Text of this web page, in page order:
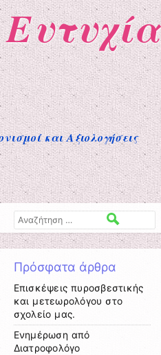
και Αξιολογήσεις
Αναζήτηση
Πρόσφατα άρθρα
Επισκέψεις πυροσβεστικής
και μετεωρολόγου στο
σχολείο μας.
Ενημέρωση από
Διατροφολόγο